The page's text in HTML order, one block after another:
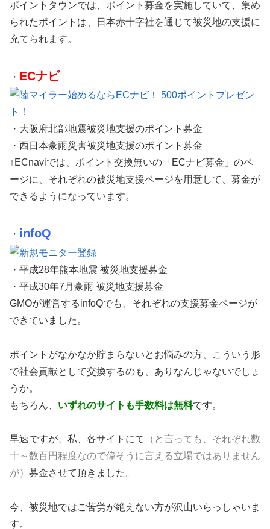
ポイントタウンでは、ポイント募金を実施していて、集め
られたポイントは、日本赤十字社を通じて被災地の支援に
充てられます。
・ ECナビ
・大阪府北部地震被災地支援のポイント募金
・西日本豪雨災害被災地支援のポイント募金
↑ECnaviでは、ポイント交換無いの「ECナビ募金」のペ
ージに、それぞれの被災地支援ページを用意して、募金が
できるようになっています。
・ infoQ
・平成28年熊本地震 被災地支援募金
・平成30年7月豪雨 被災地支援募金
GMOが運営するinfoQでも、それぞれの支援募金ページが
できていました。
ポイントがなかなか貯まらないとお悩みの方、こういう形
で社会貢献として交換するのも、ありなんじゃないでしょ
うか。
もちろん、 いずれのサイトも手数料は無料です。
早速ですが、私、各サイトにて
（と言っても、それぞれ数
十～数百円程度なので偉そうに言える立場ではありません
が） 募金させて頂きました。
今、被災地ではご苦労が絶えない方が沢山いらっしゃいま
す。